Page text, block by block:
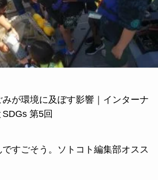
が環境に及ぼす影響｜インターナ
第5回
すごそう。ソトコト編集部オスス